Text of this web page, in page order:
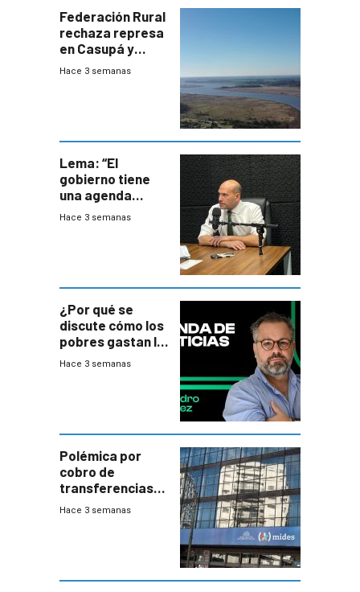
Federación Rural
rechaza represa
en Casupá y
firma demanda
Hace 3 semanas
Lema: “El
gobierno tiene
una agenda
destructiva”
Hace 3 semanas
¿Por qué se
discute cómo los
pobres gastan la
plata?
Hace 3 semanas
Polémica por
cobro de
transferencias
del Mides en
Hace 3 semanas